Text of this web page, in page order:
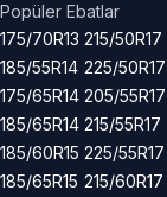
Popüler Ebatlar
175/70R13
185/55R14
175/65R14
185/65R14
185/60R15
185/65R15
215/50R17
225/50R17
205/55R17
215/55R17
225/55R17
215/60R17